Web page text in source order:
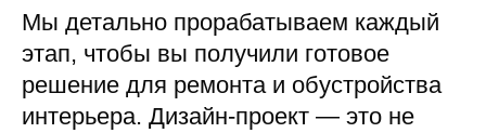
Мы детально прорабатываем каждый
этап, чтобы вы получили готовое
решение для ремонта и обустройства
интерьера. Дизайн-проект — это не